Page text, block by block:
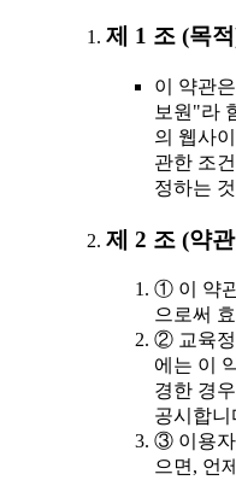
제 1 조 (목
이 약관
보원"라
의 웹사
관한 조
정하는
제 2 조 (약
① 이 약
으로써
② 교육정
에는 이
경한 경
공시합니
③ 이용자
으면, 언